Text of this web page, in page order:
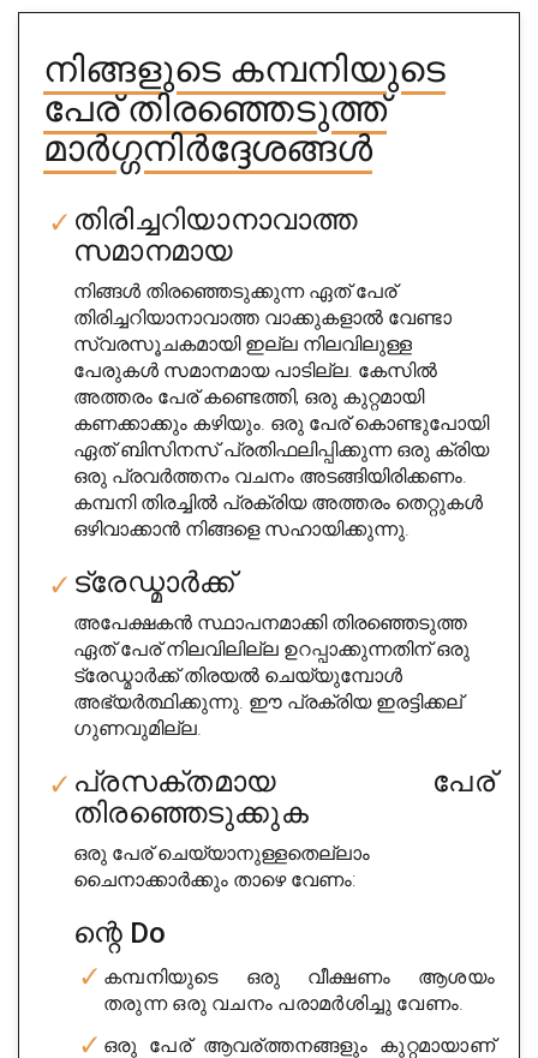
നിങ്ങളുടെ കമ്പനിയുടെ
പേര് തിരഞ്ഞെടുത്ത്
മാർഗ്ഗനിർദ്ദേശങ്ങൾ
തിരിച്ചറിയാനാവാത്ത
സമാനമായ
നിങ്ങൾ തിരഞ്ഞെടുക്കുന്ന ഏത് പേര്
തിരിച്ചറിയാനാവാത്ത വാക്കുകളാൽ വേണ്ടാ
സ്വരസൂചകമായി ഇല്ല നിലവിലുള്ള
പേരുകൾ സമാനമായ പാടില്ല. കേസിൽ
അത്തരം പേര് കണ്ടെത്തി, ഒരു കുറ്റമായി
കണക്കാക്കും കഴിയും. ഒരു പേര് കൊണ്ടുപോയി
ഏത് ബിസിനസ് പ്രതിഫലിപ്പിക്കുന്ന ഒരു ക്രിയ
ഒരു പ്രവർത്തനം വചനം അടങ്ങിയിരിക്കണം.
കമ്പനി തിരച്ചിൽ പ്രക്രിയ അത്തരം തെറ്റുകൾ
ഒഴിവാക്കാൻ നിങ്ങളെ സഹായിക്കുന്നു.
ട്രേഡ്മാർക്ക്
അപേക്ഷകൻ സ്ഥാപനമാക്കി തിരഞ്ഞെടുത്ത
ഏത് പേര് നിലവിലില്ല ഉറപ്പാക്കുന്നതിന് ഒരു
ട്രേഡ്മാർക്ക് തിരയൽ ചെയ്യുമ്പോൾ
അഭ്യർത്ഥിക്കുന്നു. ഈ പ്രക്രിയ ഇരട്ടിക്കല് ​​
ഗുണവുമില്ല.
പ്രസക്തമായ പേര്
തിരഞ്ഞെടുക്കുക
ഒരു പേര് ചെയ്യാനുള്ളതെല്ലാം
ചൈനാക്കാർക്കും താഴെ വേണം:
ന്റെ Do
കമ്പനിയുടെ ഒരു വീക്ഷണം ആശയം
തരുന്ന ഒരു വചനം പരാമർശിച്ചു വേണം.
ഒരു പേര് ആവര്ത്തനങ്ങളും കുറ്റമായാണ്